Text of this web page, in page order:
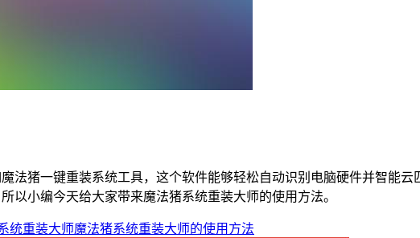
法猪一键重装系统工具，这个软件能够轻松自动识别电脑硬件并智能云
以小编今天给大家带来魔法猪系统重装大师的使用方法。
统重装大师魔法猪系统重装大师的使用方法